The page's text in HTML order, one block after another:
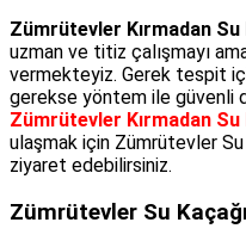
Zümrütevler Kırmadan Su
uzman ve titiz çalışmayı
vermekteyiz. Gerek tespit
gerekse yöntem ile güvenli
Zümrütevler Kırmadan Su
ulaşmak için Zümrütevler
ziyaret edebilirsiniz.
Zümrütevler Su